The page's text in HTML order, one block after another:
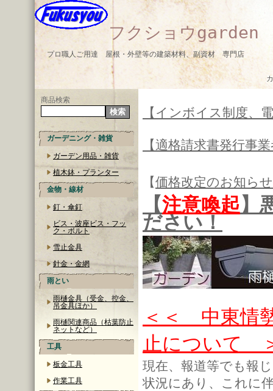
フクショウgarden
プロ職人ご用達 屋根・外壁等の建築材料、副資材 専門店
商品検索
ガーデニング・雑貨
ガーデン用品・雑貨
植木鉢・プランター
金物・線材
釘・傘釘
ビス・波座ビス・フッ
ク・ボルト
雪止金具
針金・金網
雨とい
雨樋金具（受金、控金、
吊金具ほか）
雨樋関連商品（枯葉防止
ネットなど）
工具
板金工具
作業工具
【インボイス制度、
【適格請求書発行事
【価格改定のお知らせ
【注意喚起】
ださい！
＜＜ 中東情
止について
現在、報道等でも報
状況にあり、これに